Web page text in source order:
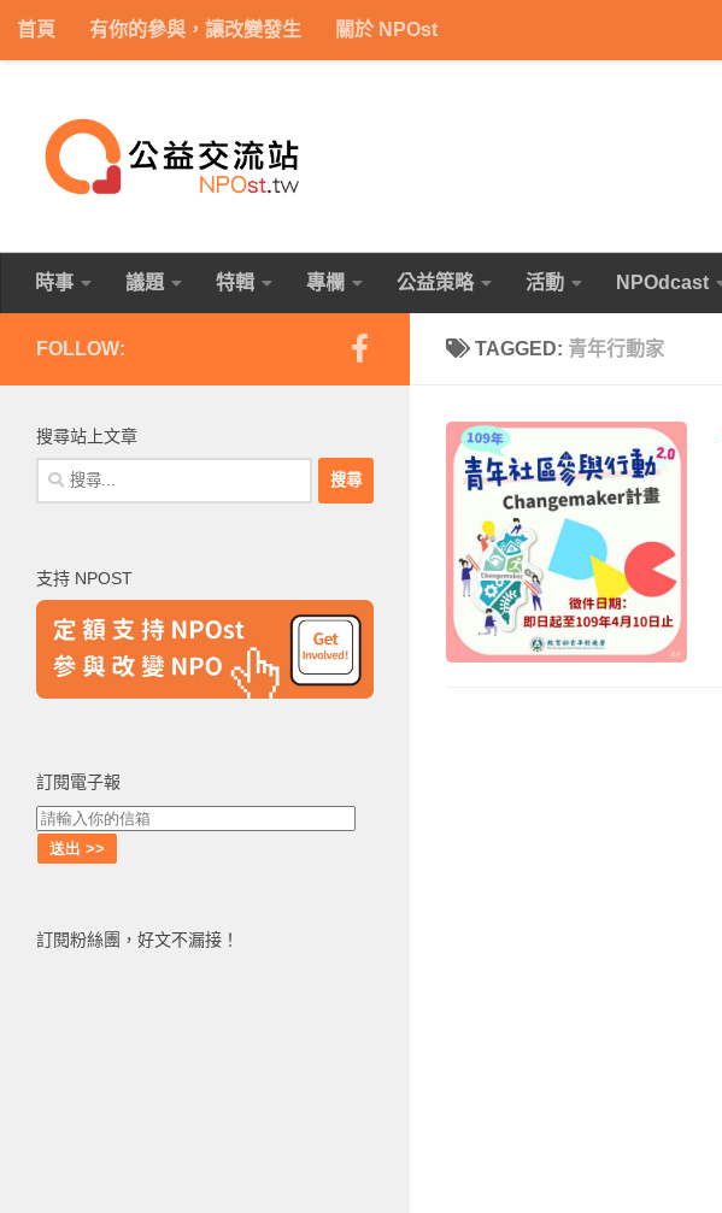
Skip to content
首頁 有你的參與，讓改變發生 關於 NPOst
時事 議題 特輯 專欄 公益策略 活動 NPOdcast
TAGGED: 青年行動家
FOLLOW:
搜尋站上文章
搜
尋
字:
支持 NPOST
訂閱電子報
訂閱粉絲團，好文不漏接！